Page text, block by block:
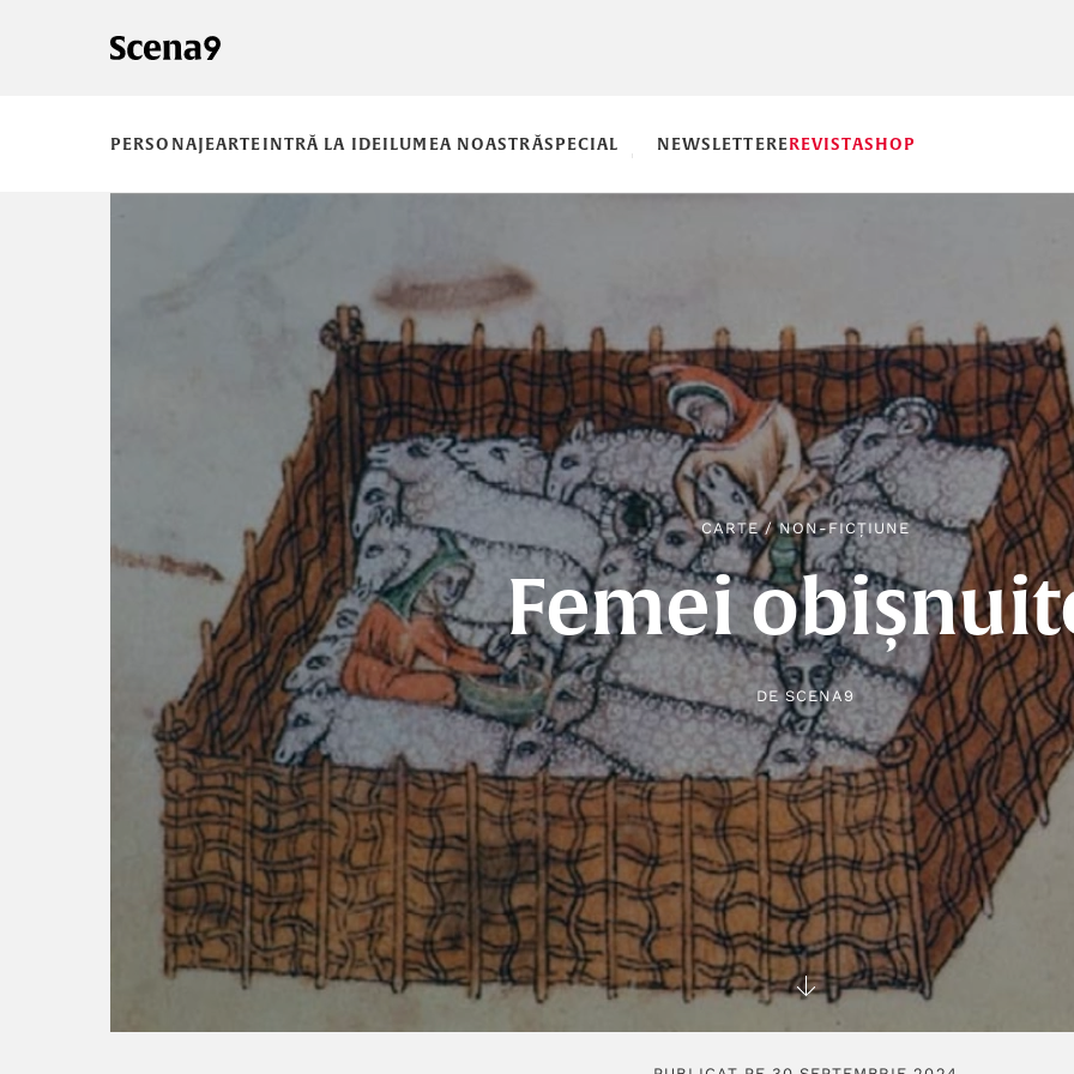
PERSONAJEARTEINTRĂ LA IDEILUMEA NOASTRĂSPECIAL NEWSLETTEREREVISTASHOP
CARTE/NON-FICȚIUNE
Femei
DESCENA9